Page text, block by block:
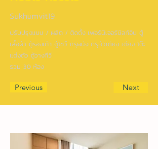
Sukhumvit19
ปรับปรุงแบบ / ผลิต / ติดตั้ง เฟอร์นิเจอร์บิลท์อิน ตู้
เสื้อผ้า ตู้รองเท้า ตู้โชว์ กรุผนัง กรุหัวเตียง เตียง โต๊ะ
แต่งตัว ตู้วางทีวี
รวม 30 ห้อง
Previous Next